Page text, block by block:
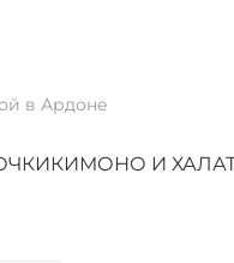
в Ардоне
КИМОНО И